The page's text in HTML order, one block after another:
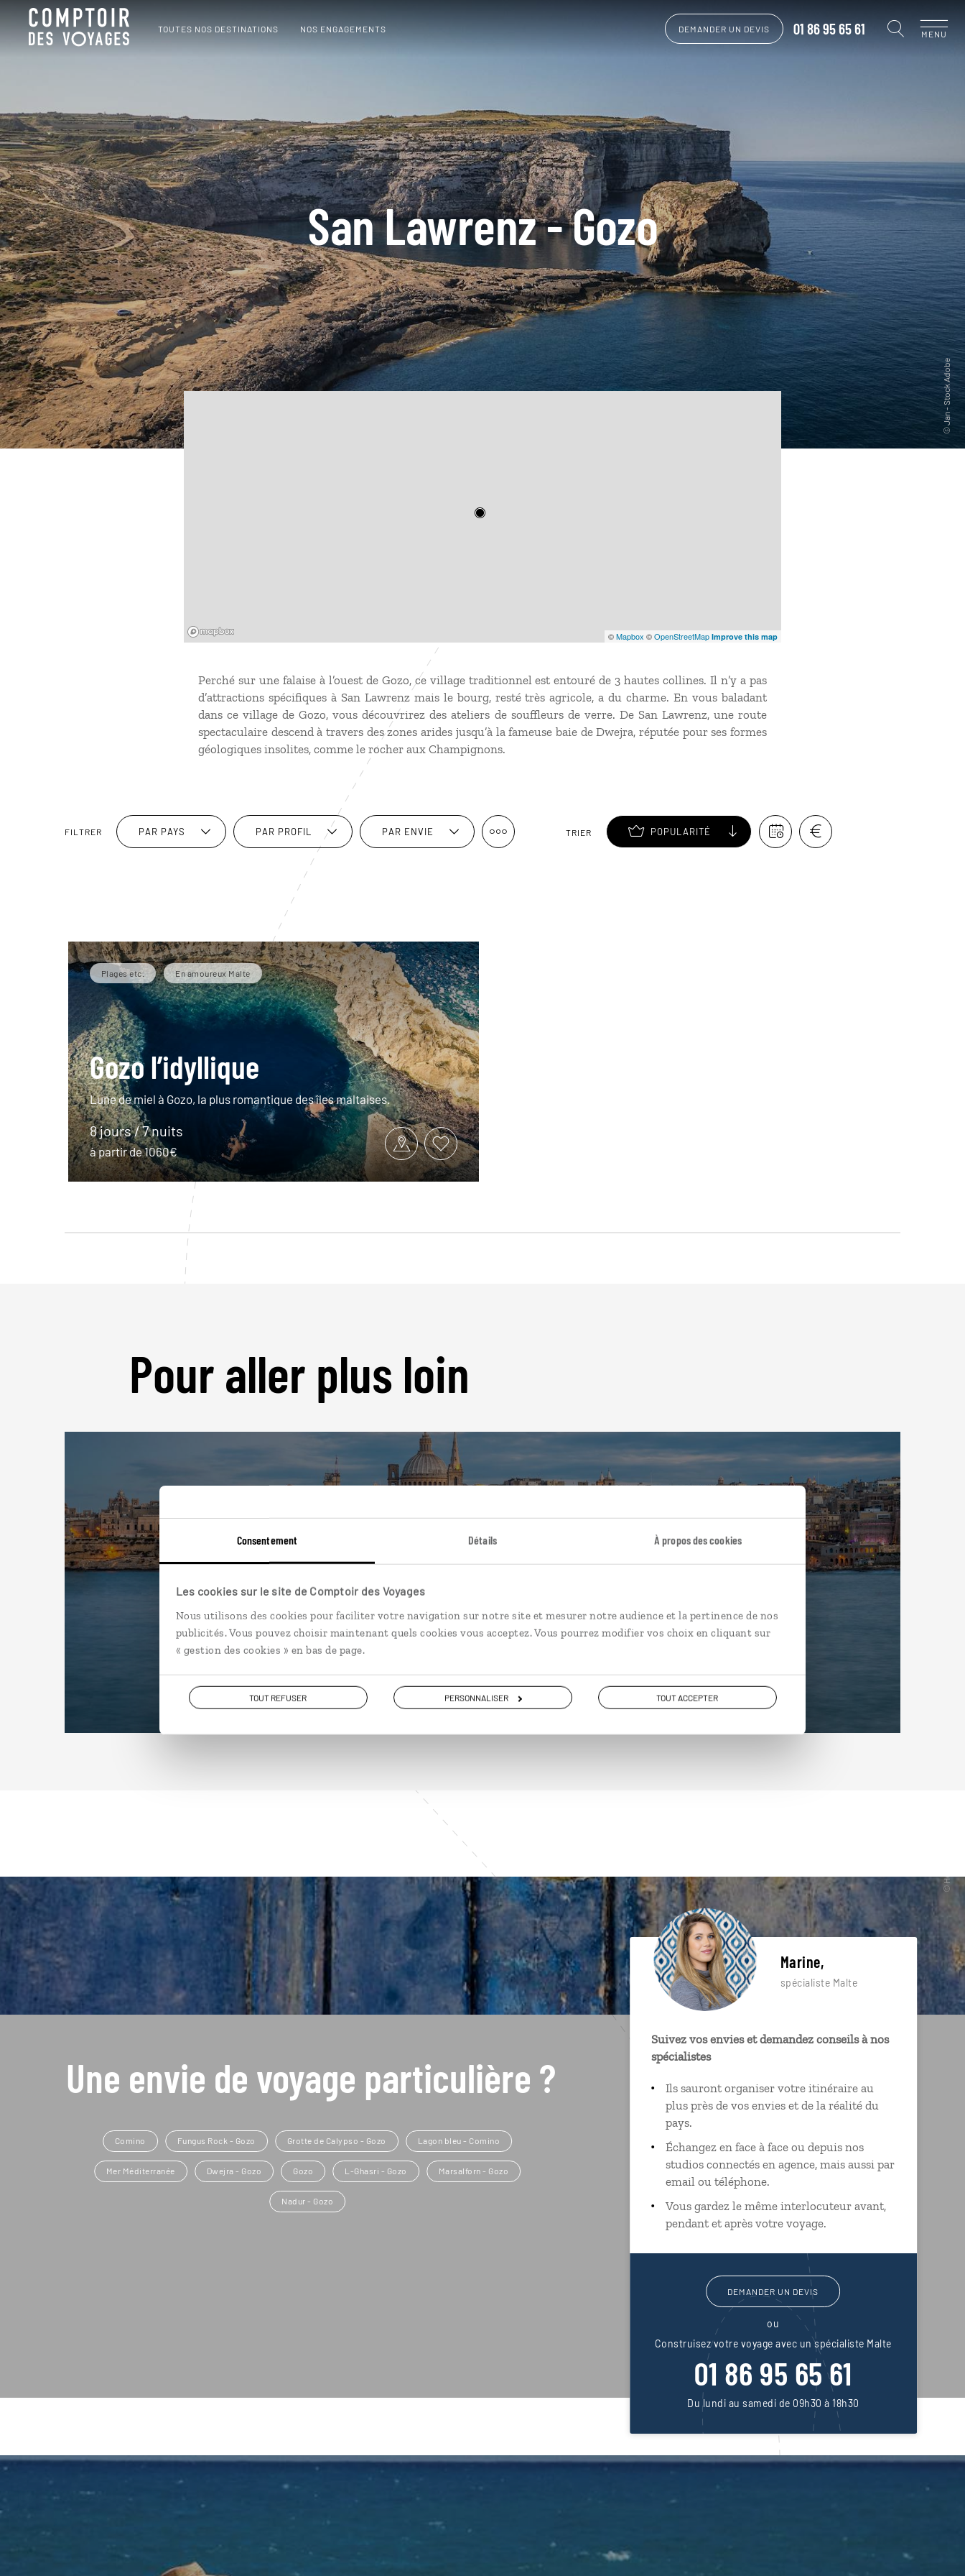
Consentement Détails À propos des cookies
Les cookies sur le site de Comptoir des Voyages
Nous utilisons des cookies pour faciliter votre navigation sur notre site et mesurer notre audience et la pertinence de nos
publicités. Vous pouvez choisir maintenant quels cookies vous acceptez. Vous pourrez modifier vos choix en cliquant sur
« gestion des cookies » en bas de page.
TOUT REFUSER PERSONNALISER TOUT ACCEPTER
TOUTES NOS DESTINATIONS NOS ENGAGEMENTS DEMANDER UN DEVIS 01 86 95 65 61 MENU
San Lawrenz - Gozo
©Mapbox ©OpenStreetMap Improve this map
Perché sur une falaise à l’ouest de Gozo, ce village traditionnel est entouré de 3 hautes collines. Il n’y a pas
d’attractions spécifiques à San Lawrenz mais le bourg, resté très agricole, a du charme. En vous baladant
dans ce village de Gozo, vous découvrirez des ateliers de souffleurs de verre. De San Lawrenz, une route
spectaculaire descend à travers des zones arides jusqu’à la fameuse baie de Dwejra, réputée pour ses formes
géologiques insolites, comme le rocher aux Champignons.
FILTRER PAR PAYS PAR PROFIL PAR ENVIE TRIER POPULARITÉ
Plages etc. En amoureux Malte
Gozo l’idyllique
Lune de miel à Gozo, la plus romantique des îles maltaises.
8 jours / 7 nuits
à partir de 1060€
Pour aller plus loin
Malte
Une envie de voyage particulière ?
Comino Fungus Rock - Gozo Grotte de Calypso - Gozo Lagon bleu - Comino
Mer Méditerranée Dwejra - Gozo Gozo L-Ghasri - Gozo Marsalforn - Gozo
Nadur - Gozo
Marine,
spécialiste Malte
Suivez vos envies et demandez conseils à nos
spécialistes
Ils sauront organiser votre itinéraire au
plus près de vos envies et de la réalité du
pays.
Échangez en face à face ou depuis nos
studios connectés en agence, mais aussi par
email ou téléphone.
Vous gardez le même interlocuteur avant,
pendant et après votre voyage.
DEMANDER UN DEVIS
ou
Construisez votre voyage avec un spécialiste Malte
01 86 95 65 61
Du lundi au samedi de 09h30 à 18h30